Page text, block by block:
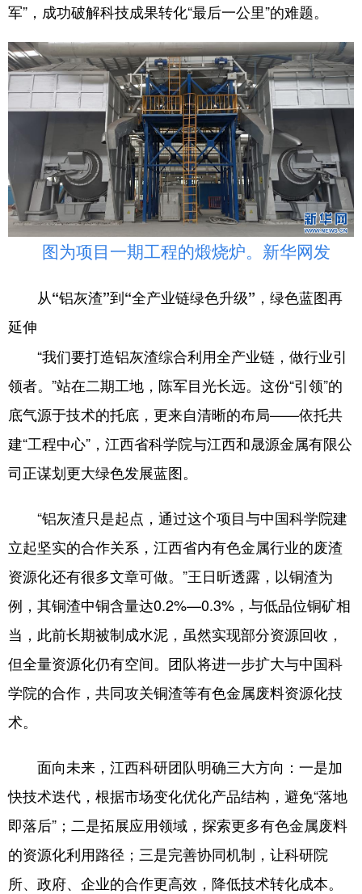
军”，成功破解科技成果转化“最后一公里”的难题。
图为项目一期工程的煅烧炉。新华网发
从“铝灰渣”到“全产业链绿色升级”，绿色蓝图再
延伸
“我们要打造铝灰渣综合利用全产业链，做行业引
领者。”站在二期工地，陈军目光长远。这份“引领”的
底气源于技术的托底，更来自清晰的布局——依托共
建“工程中心”，江西省科学院与江西和晟源金属有限公
司正谋划更大绿色发展蓝图。
“铝灰渣只是起点，通过这个项目与中国科学院建
立起坚实的合作关系，江西省内有色金属行业的废渣
资源化还有很多文章可做。”王日昕透露，以铜渣为
例，其铜渣中铜含量达0.2%—0.3%，与低品位铜矿相
当，此前长期被制成水泥，虽然实现部分资源回收，
但全量资源化仍有空间。团队将进一步扩大与中国科
学院的合作，共同攻关铜渣等有色金属废料资源化技
术。
面向未来，江西科研团队明确三大方向：一是加
快技术迭代，根据市场变化优化产品结构，避免“落地
即落后”；二是拓展应用领域，探索更多有色金属废料
的资源化利用路径；三是完善协同机制，让科研院
所、政府、企业的合作更高效，降低技术转化成本。